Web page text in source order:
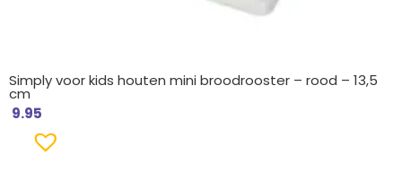
Simply voor kids houten mini broodrooster – rood – 13,5
cm
9.95